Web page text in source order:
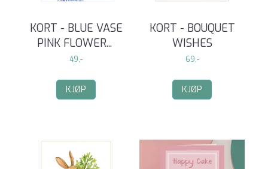
KORT - BLUE VASE
PINK FLOWER...
49,-
KJØP
KORT - BOUQUET
WISHES
69,-
KJØP